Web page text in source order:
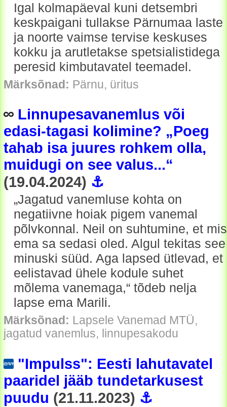
Igal kolmapäeval kuni detsembri
keskpaigani tullakse Pärnumaa laste
ja noorte vaimse tervise keskuses
kokku ja arutletakse spetsialistidega
peresid kimbutavatel teemadel.
Märksõnad: Pärnu, üritus
Linnupesavanemlus või
edasi-tagasi kolimine? „Poeg
tahab isa juures rohkem olla,
muidugi on see valus...“
(19.04.2024) ⚓
„Jagatud vanemluse kohta on
negatiivne hoiak pigem vanemal
põlvkonnal. Neil on suhtumine, et mis
ema sa sedasi oled. Algul tekitas see
minuski süüd. Aga lapsed ütlevad, et
eelistavad ühele kodule suhet
mõlema vanemaga,“ tõdeb nelja
lapse ema Marili.
Märksõnad: Lapsele Vanemad MTÜ,
jagatud vanemlus, linnupesakodu
"Impulss": Eesti lahutavatel
paaridel jääb tundetarkusest
puudu (21.11.2023) ⚓